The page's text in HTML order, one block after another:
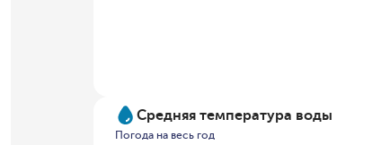
Средняя температура воды
Погода на весь год